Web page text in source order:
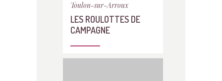
Toulon-sur-Arroux
LES ROULOTTES DE
CAMPAGNE